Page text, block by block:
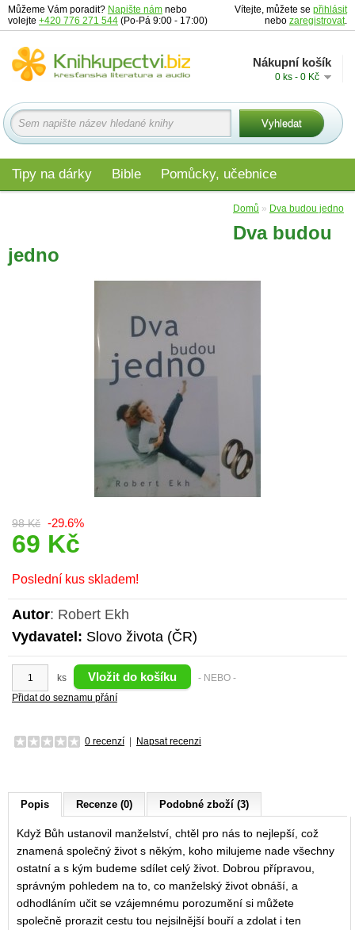
Můžeme Vám poradit? Napište nám nebo
volejte +420 776 271 544 (Po-Pá 9:00 - 17:00)
Vítejte, můžete se přihlásit
nebo zaregistrovat.
Nákupní košík
0 ks - 0 Kč
Tipy na dárky Bible Pomůcky, učebnice
Domů » Dva budou jedno
Dva budou
jedno
98 Kč -29.6%
69 Kč
Poslední kus skladem!
Autor: Robert Ekh
Vydavatel: Slovo života (ČR)
ks
- NEBO -
Přidat do seznamu přání
0 recenzí | Napsat recenzi
Popis Recenze (0) Podobné zboží (3)
Když Bůh ustanovil manželství, chtěl pro nás to nejlepší, což
znamená společný život s někým, koho milujeme nade všechny
ostatní a s kým budeme sdílet celý život. Dobrou přípravou,
správným pohledem na to, co manželský život obnáší, a
odhodláním učit se vzájemnému porozumění si můžete
společně prorazit cestu tou nejsilnější bouří a zdolat i ten